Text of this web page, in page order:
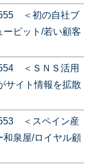
＜初の自社ブ
ピット/若い顧客
＜ＳＮＳ活用
サイト情報を拡散
＜スペイン産
和泉屋/ロイヤル顧